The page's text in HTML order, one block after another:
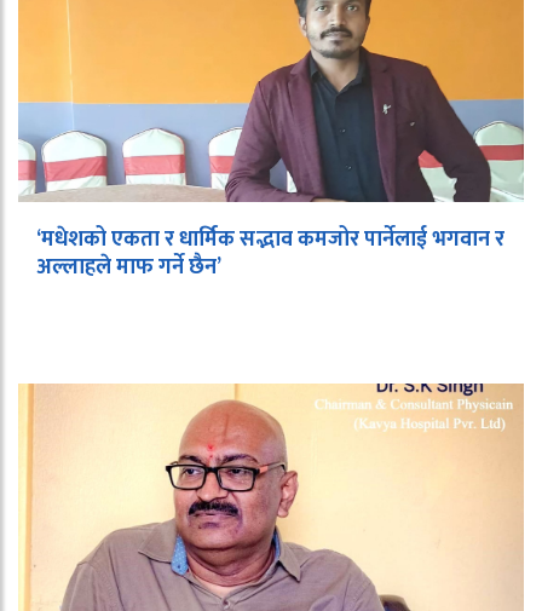
‘मधेशको एकता र धार्मिक सद्भाव कमजोर पार्नेलाई भगवान र
अल्लाहले माफ गर्ने छैन’